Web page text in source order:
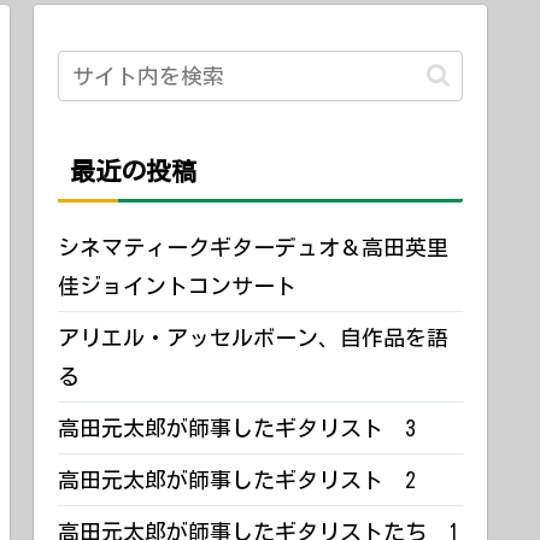
最近の投稿
シネマティークギターデュオ＆高田英里
佳ジョイントコンサート
アリエル・アッセルボーン、自作品を語
る
高田元太郎が師事したギタリスト 3
高田元太郎が師事したギタリスト 2
高田元太郎が師事したギタリストたち 1